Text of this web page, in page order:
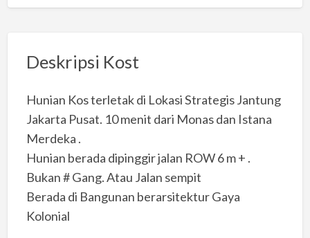
Deskripsi Kost
Hunian Kos terletak di Lokasi Strategis Jantung
Jakarta Pusat. 10 menit dari Monas dan Istana
Merdeka .
Hunian berada dipinggir jalan ROW 6 m + .
Bukan # Gang. Atau Jalan sempit
Berada di Bangunan berarsitektur Gaya
Kolonial